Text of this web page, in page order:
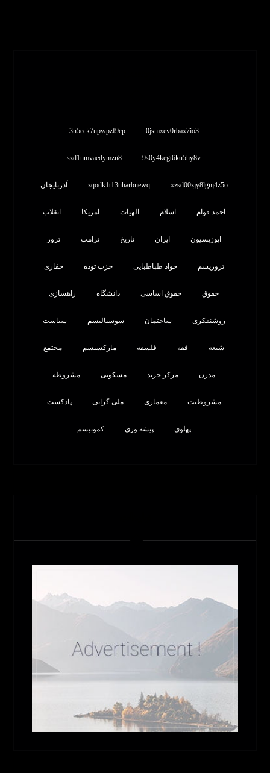
0jsmxev0rbax7io3
3n5eck7upwpzf9cp
9s0y4kegt6ku5hy8v
szd1nmvaedymzn8
xzsd00zjy8lgnj4z5o
zqodk1t13uharbnewq آذربایجان
احمد قوام اسلام الهیات امریکا انقلاب
اپوزیسیون ایران تاریخ ترامپ ترور
تروریسم جواد طباطبایی حزب توده حفاری
حقوق حقوق اساسی دانشگاه راهسازی
روشنفکری ساختمان سوسیالیسم سیاست
شیعه فقه فلسفه مارکسیسم مجتمع
مدرن مرکز خرید مسکونی مشروطه
مشروطیت معماری ملی گرایی پادکست
پهلوی پیشه وری کمونیسم